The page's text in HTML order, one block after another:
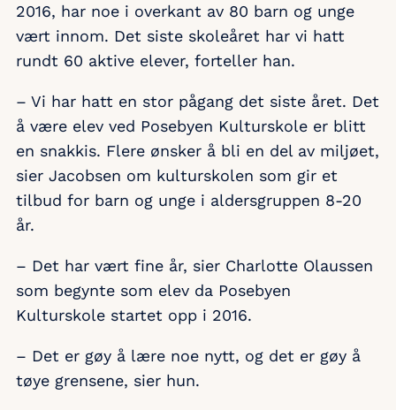
2016, har noe i overkant av 80 barn og unge
vært innom. Det siste skoleåret har vi hatt
rundt 60 aktive elever, forteller han.
– Vi har hatt en stor pågang det siste året. Det
å være elev ved Posebyen Kulturskole er blitt
en snakkis. Flere ønsker å bli en del av miljøet,
sier Jacobsen om kulturskolen som gir et
tilbud for barn og unge i aldersgruppen 8-20
år.
– Det har vært fine år, sier Charlotte Olaussen
som begynte som elev da Posebyen
Kulturskole startet opp i 2016.
– Det er gøy å lære noe nytt, og det er gøy å
tøye grensene, sier hun.